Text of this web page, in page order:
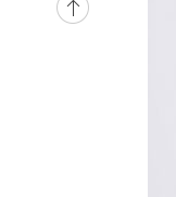
-21442초 전 >
내일
트럼
"美
[속보
[속보
[속보